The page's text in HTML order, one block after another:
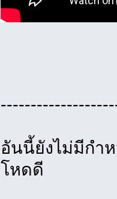
อันนี้ยังไม่มีกำ
โหดดี